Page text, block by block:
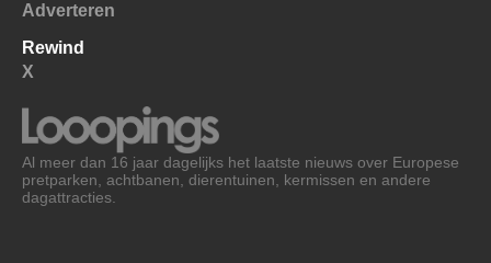
Adverteren
Rewind
X
Al meer dan 16 jaar dagelijks het laatste nieuws over Europese
pretparken, achtbanen, dierentuinen, kermissen en andere
dagattracties.